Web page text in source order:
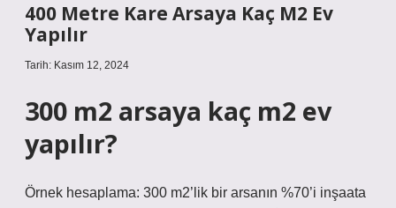
400 Metre Kare Arsaya Kaç M2 Ev
Yapılır
Tarih: Kasım 12, 2024
300 m2 arsaya kaç m2 ev
yapılır?
Örnek hesaplama: 300 m2’lik bir arsanın %70’i inşaata